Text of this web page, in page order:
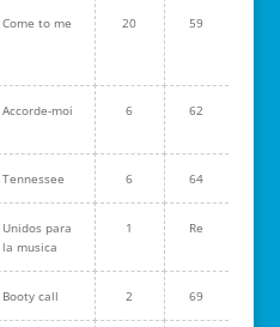
Come to me 20 59
Accorde-moi 6 62
Tennessee 6 64
Unidos para
la musica
1 Re
Booty call 2 69